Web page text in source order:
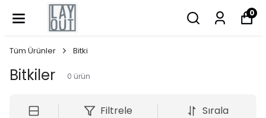
0
Tüm Ürünler Bitki
Bitkiler 0 ürün
Filtrele Sırala